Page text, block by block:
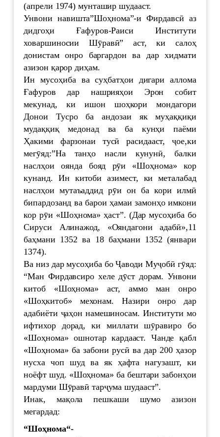
(апрели 1974) мунташир шудааст.
Унвони навишта”Шоҳнома”-и Фирдавсӣ аз
дидгоҳи Ғафуров-Раиси Институти
ховаршиносии Шӯравӣ” аст, ки салоҳ
донистам онро баргардон ва дар хидмати
азизон қарор диҳам.
Ин мусоҳиба ва суҳбатҳои дигари аллома
Ғафуров дар нашрияҳои Эрон собит
мекунад, ки ишон шоҳкори мондагори
Донои Тусро ба андозаи як муҳаққиқи
мудаққиқ медонад ва ба кунҳи паёми
Ҳакими фарзонаи тусӣ расидааст, ҷое,ки
мегӯяд:”На танҳо насли кунунӣ, балки
наслҳои оянда бояд рӯи «Шоҳнома» кор
кунанд. Ин китоби азимест, ки металабад
наслҳои мутаъаддид рӯи он ба кори илмӣ
бипардозанд ва барои ҳамаи замонҳо имкони
кор рӯи «Шоҳнома» ҳаст”. (Дар мусоҳиба бо
Сируси Алинажод, «Ояндагони адабӣ»,11
баҳмани 1352 ва 18 баҳмани 1352 (январи
1374).
Ва низ дар мусоҳиба бо Ҷаводи Муҷобӣ гӯяд:
“Ман Фирдавсиро хеле дӯст дорам. Унвони
китоб «Шоҳнома» аст, аммо ман онро
«Шоҳкитоб» мехонам. Назири онро дар
адабиёти ҷаҳон намешиносам. Институти мо
ифтихор дорад, ки миллати шӯравиро бо
«Шоҳнома» ошнотар кардааст. Чанде қабл
«Шоҳнома» ба забони русӣ ва дар 200 ҳазор
нусха чоп шуд ва як ҳафта нагузашт, ки
ноёфт шуд. «Шоҳнома» ба бештари забонҳои
мардуми Шӯравӣ тарҷума шудааст”.
Инак, мақола пешкаши шумо азизон
мегардад:
“Шоҳнома“-